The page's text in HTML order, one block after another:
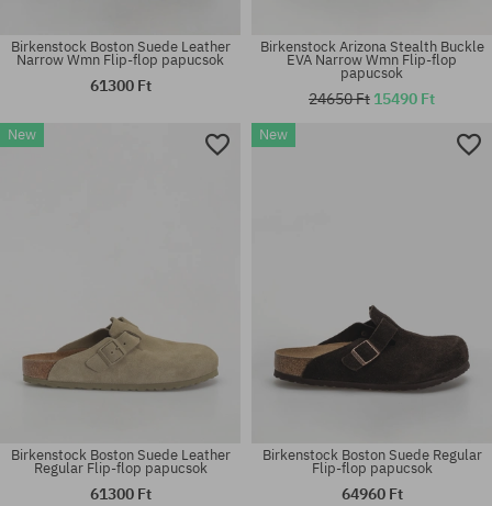
Elérhető méretek:
41; 42; 44
Elérhető méretek:
37; 39
Birkenstock Boston Suede Leather
Narrow Wmn Flip-flop papucsok
61300 Ft
Birkenstock Arizona Stealth Buckle
EVA Narrow Wmn Flip-flop
papucsok
24650 Ft 15490 Ft
New
Birkenstock Boston Suede Leather
Regular Flip-flop papucsok
61300 Ft
New
Birkenstock Boston Suede Regular
Flip-flop papucsok
64960 Ft